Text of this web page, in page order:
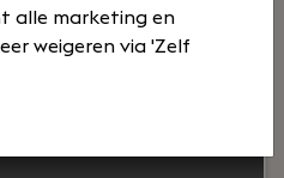
die verder kijkt
je ondernemers
opbouwen en
persoonlijke
alle marketing en
weigeren via 'Zelf